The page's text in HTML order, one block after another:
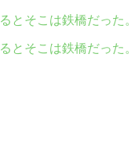
とそこは鉄橋だった。
とそこは鉄橋だった。